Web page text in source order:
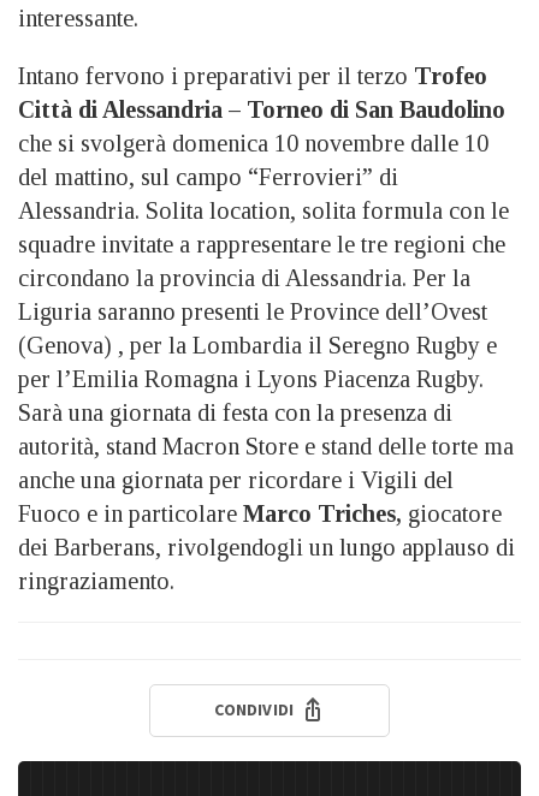
interessante.
Intano fervono i preparativi per il terzo Trofeo
Città di Alessandria – Torneo di San Baudolino
che si svolgerà domenica 10 novembre dalle 10
del mattino, sul campo “Ferrovieri” di
Alessandria. Solita location, solita formula con le
squadre invitate a rappresentare le tre regioni che
circondano la provincia di Alessandria. Per la
Liguria saranno presenti le Province dell’Ovest
(Genova) , per la Lombardia il Seregno Rugby e
per l’Emilia Romagna i Lyons Piacenza Rugby.
Sarà una giornata di festa con la presenza di
autorità, stand Macron Store e stand delle torte ma
anche una giornata per ricordare i Vigili del
Fuoco e in particolare Marco Triches, giocatore
dei Barberans, rivolgendogli un lungo applauso di
ringraziamento.
CONDIVIDI